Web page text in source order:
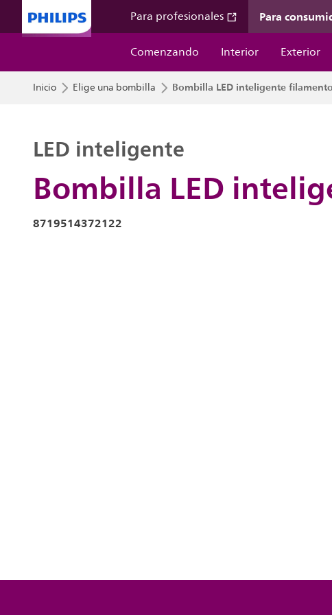
Para profesionales Para
Comenzando
Interior Exterior
Inicio Elige una bombilla Bombilla LED inteligente
Bombilla LED
LED inteligente
8719514372122